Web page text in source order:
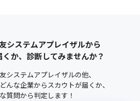
システムアプレイザルから
か、診断してみませんか？
システムアプレイザルの他、
んな企業からスカウトが届くか、
質問から判定します！